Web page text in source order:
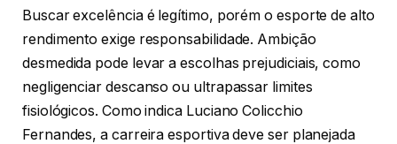
Buscar excelência é legítimo, porém o esporte de alto
rendimento exige responsabilidade. Ambição
desmedida pode levar a escolhas prejudiciais, como
negligenciar descanso ou ultrapassar limites
fisiológicos. Como indica Luciano Colicchio
Fernandes, a carreira esportiva deve ser planejada